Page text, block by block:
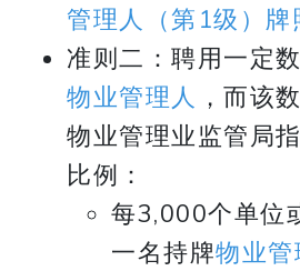
管理人（第1级）牌
准则二：聘用一定
物业管理人 ，而该
物业管理业监管局
比例：
每3,000个单位
一名持牌物业